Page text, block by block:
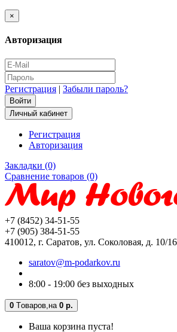
×
Авторизация
Регистрация | Забыли пароль?
Личный кабинет
Регистрация
Авторизация
Закладки (0)
Сравнение товаров (0)
+7 (8452) 34-51-55
+7 (905) 384-51-55
410012, г. Саратов, ул. Соколовая, д. 10/16
saratov@m-podarkov.ru
8:00 - 19:00 без выходных
0 Tоваров, на 0 р.
Ваша корзина пуста!